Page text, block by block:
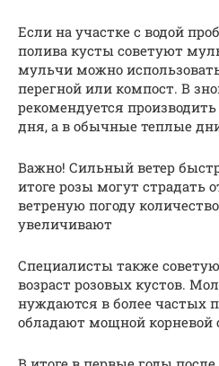
Если на участке с водой
полива кусты советуют
мульчи можно
перегной или компост. В
рекомендуется
дня, а в обычные теплые
Важно! Сильный ветер
итоге розы могут страдать
ветреную погоду
увеличивают
Специалисты также
возраст розовых кустов.
нуждаются в более частых
обладают мощной корневой